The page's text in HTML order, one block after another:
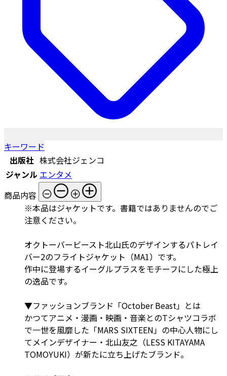
キーワード
出版社 株式会社ジェンコ
ジャンル エンタメ
商品内容
※本品はジャケットです。書籍ではありませんのでご
注意ください。
オクトーバービースト北山氏のデザインするパトレイ
バー2のフライトジャケット（MA1）です。
作中に登場するイーグルプラスをモチーフにした極上
の逸品です。
▼ファッションブランド「October Beast」とは
かつてアニメ・漫画・映画・音楽とのTシャツコラボ
で一世を風靡した「MARS SIXTEEN」の中心人物にし
てメインデザイナー・北山友之（LESS KITAYAMA
TOMOYUKI）が新たに立ち上げたブランド。